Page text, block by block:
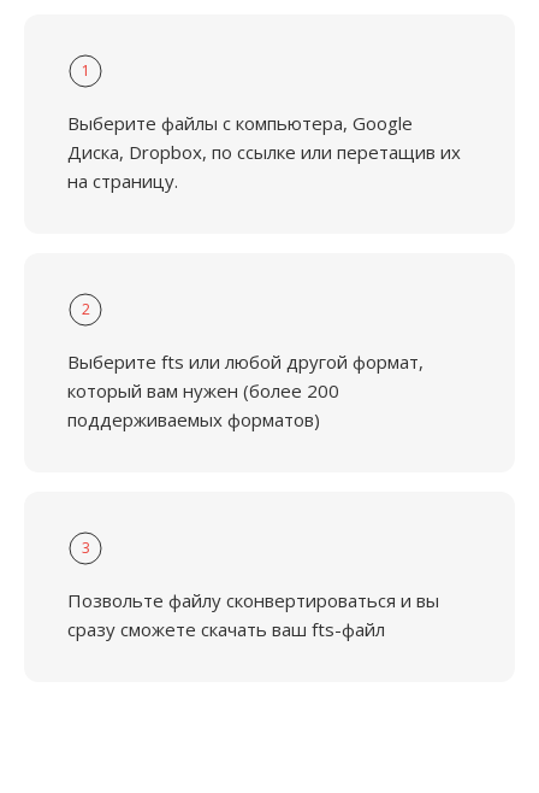
1
Выберите файлы с компьютера, Google
Диска, Dropbox, по ссылке или перетащив их
на страницу.
2
Выберите fts или любой другой формат,
который вам нужен (более 200
поддерживаемых форматов)
3
Позвольте файлу сконвертироваться и вы
сразу сможете скачать ваш fts-файл